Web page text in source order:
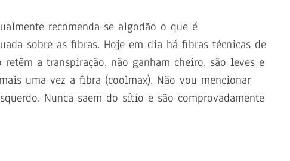
recomenda-se algodão o que é
sobre as fibras. Hoje em dia há fibras técnicas de
a transpiração, não ganham cheiro, são leves e
uma vez a fibra (coolmax). Não vou mencionar
Nunca saem do sítio e são comprovadamente